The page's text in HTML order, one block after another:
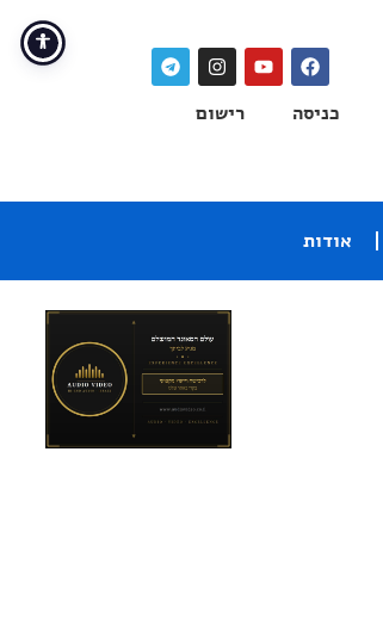
כניסה רישום
אודות